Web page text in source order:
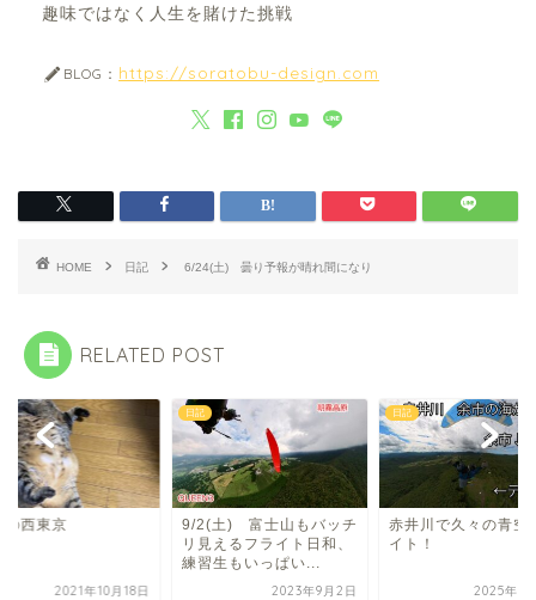
趣味ではなく人生を賭けた挑戦
BLOG： https://soratobu-design.com
HOME 日記 6/24(土) 曇り予報が晴れ間になり
RELATED POST
の西東京
2021年10月18日
日記
9/2(土) 富士山もバッチ
リ見えるフライト日和、
練習生もいっぱい...
2023年9月2日
日記
赤井川で久々の青空
イト！
2025年8